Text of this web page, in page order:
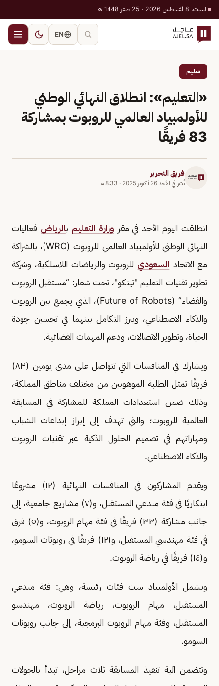
السبت، 8 أغسطس 2026 · 25 صفر 1448 هـ
EN
تعليم
«التعليم»: انطلاق النهائي الوطني
للأولمبياد العالمي للروبوت بمشاركة
83 فريقًا
فريق التحرير
نُشر في الأحد 26 أكتوبر 2025 · 8:33 م
انطلقت اليوم الأحد في مقر وزارة التعليم بالرياض فعاليات
النهائي الوطني للأولمبياد العالمي للروبوت (WRO)، بالشراكة
مع الاتحاد السعودي للروبوت والرياضات اللاسلكية، وشركة
تطوير تقنيات التعليم "تيتكو"، تحت شعار: “مستقبل الروبوت
والفضاء” (Future of Robots)، الذي يجمع بين الروبوت
والذكاء الاصطناعي، ويبرز التكامل بينهما في تحسين جودة
الحياة، وتطوير الاتصالات، ودعم المهمات الفضائية.
ويشارك في المنافسات التي تتواصل على مدى يومين (٨٣)
فريقًا تمثل الطلبة الموهوبين من مختلف مناطق المملكة،
وذلك ضمن استعدادات المملكة للمشاركة في المسابقة
العالمية للروبوت؛ والتي تهدف إلى إبراز إبداعات الشباب
ومهاراتهم في تصميم الحلول الذكية عبر تقنيات الروبوت
والذكاء الاصطناعي.
ويقدم المشاركون في المنافسات النهائية (١٢) مشروعًا
ابتكاريًا في فئة مبدعي المستقبل، و(٧) مشاريع جامعية، إلى
جانب مشاركة (٣٣) فريقًا في فئة مهام الروبوت، و(٥) فرق
في فئة مهندسي المستقبل، و(١٢) فريقًا في روبوتات السومو،
و(١٤) فريقًا في رياضة الروبوت.
ويشمل الأولمبياد ست فئات رئيسة، وهي: فئة مبدعي
المستقبل، مهام الروبوت، رياضة الروبوت، مهندسو
المستقبل، وفئة مهام الروبوت البرمجية، إلى جانب روبوتات
السومو.
وتتضمن آلية تنفيذ المسابقة ثلاث مراحل، تبدأ بالجولات